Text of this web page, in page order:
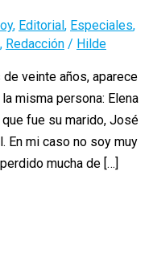
, Editorial, Especiales,
, Redacción / Hilde
veinte años, aparece
misma persona: Elena
fue su marido, José
En mi caso no soy muy
mucha de […]